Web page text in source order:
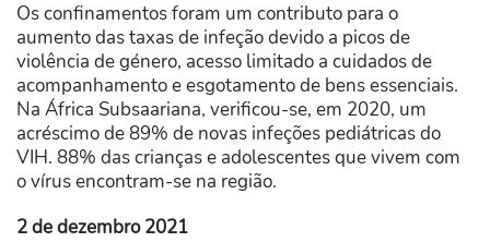
Os confinamentos foram um contributo para o
aumento das taxas de infeção devido a picos de
violência de género, acesso limitado a cuidados de
acompanhamento e esgotamento de bens essenciais.
Na África Subsaariana, verificou-se, em 2020, um
acréscimo de 89% de novas infeções pediátricas do
VIH. 88% das crianças e adolescentes que vivem com
o vírus encontram-se na região.
2 de dezembro 2021